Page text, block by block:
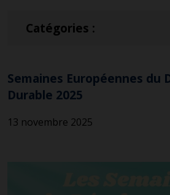
Catégories :
Semaines Européennes du
Durable 2025
13 novembre 2025